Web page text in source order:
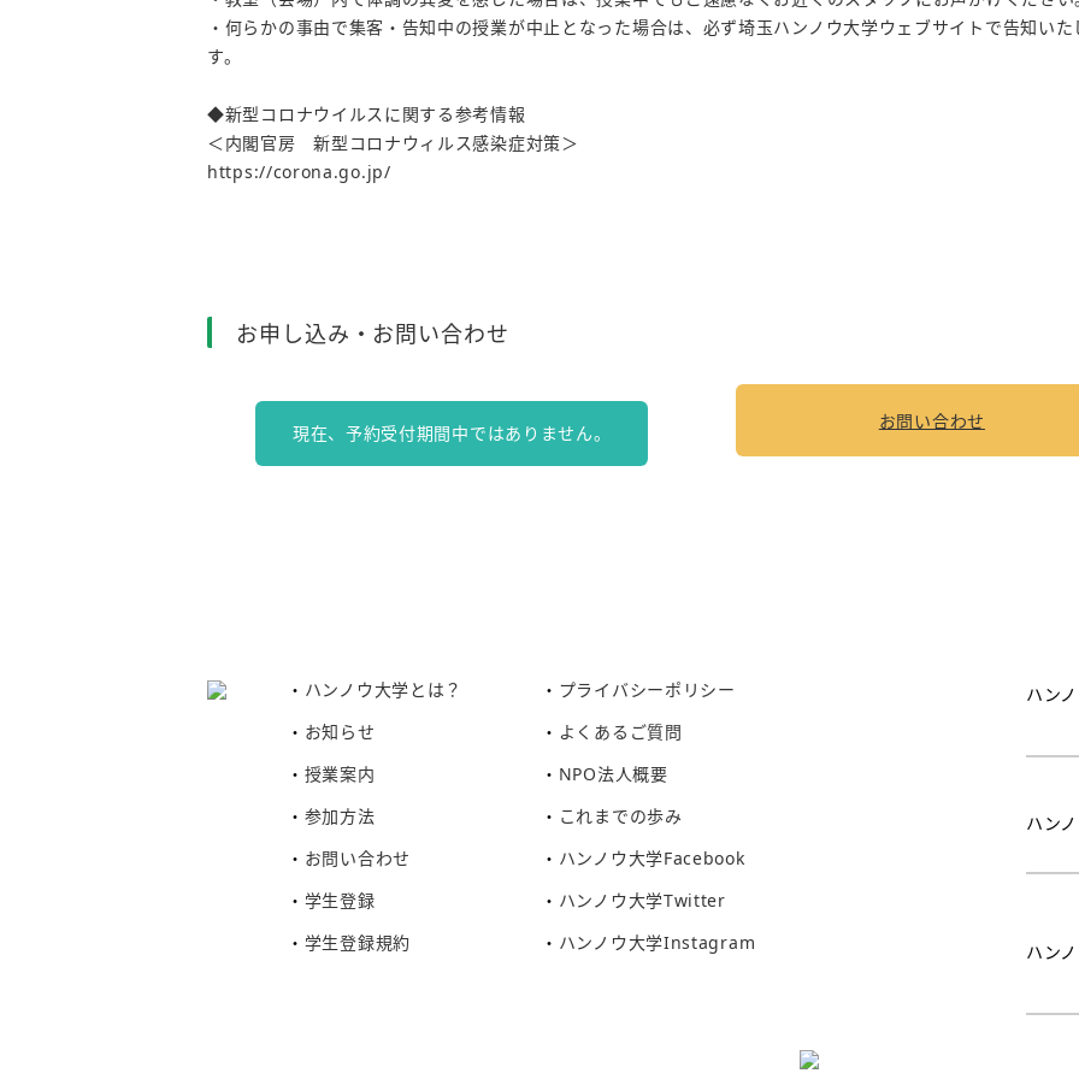
・何らかの事由で集客・告知中の授業が中止となった場合は、必ず埼玉ハンノウ大学ウェブサイトで告知いた
す。
◆新型コロナウイルスに関する参考情報
＜内閣官房 新型コロナウィルス感染症対策＞
https://corona.go.jp/
お申し込み・お問い合わせ
現在、予約受付期間中ではありません。
お問い合わせ
ハンノウ大学とは？
お知らせ
授業案内
参加方法
お問い合わせ
学生登録
学生登録規約
プライバシーポリシー
よくあるご質問
NPO法人概要
これまでの歩み
ハンノウ大学Facebook
ハンノウ大学Twitter
ハンノウ大学Instagram
ハン
ハン
ハン